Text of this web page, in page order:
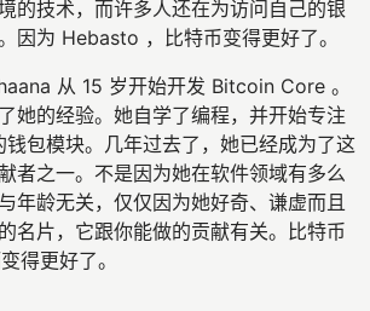
的技术，而许多人还在为访问自己的银
因为 Hebasto ，比特币变得更好了。
从 15 岁开始开发 Bitcoin Core 。
她的经验。她自学了编程，并开始专注
包模块。几年过去了，她已经成为了这
者之一。不是因为她在软件领域有多么
年龄无关，仅仅因为她好奇、谦虚而且
名片，它跟你能做的贡献有关。比特币
得更好了。